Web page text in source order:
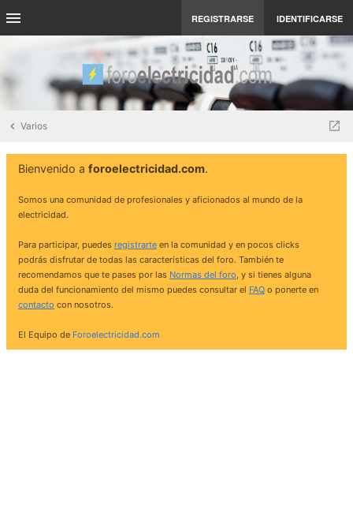
REGISTRARSE IDENTIFICARSE
Varios
Bienvenido a foroelectricidad.com.
Somos una comunidad de profesionales y aficionados al mundo de la
electricidad.
Para participar, puedes registrarte en la comunidad y en pocos clicks
podrás disfrutar de todas las características del foro. También te
recomendamos que te pases por las Normas del foro, y si tienes alguna
duda del funcionamiento del mismo puedes consultar el FAQ o ponerte en
contacto con nosotros.
El Equipo de Foroelectricidad.com